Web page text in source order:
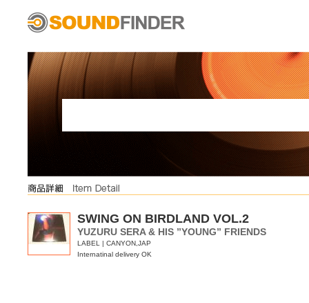
SWING ON BIRDLAND VOL.2
YUZURU SERA & HIS ”YOUNG” FRIENDS
LABEL | CANYON,JAP
Internatinal delivery OK